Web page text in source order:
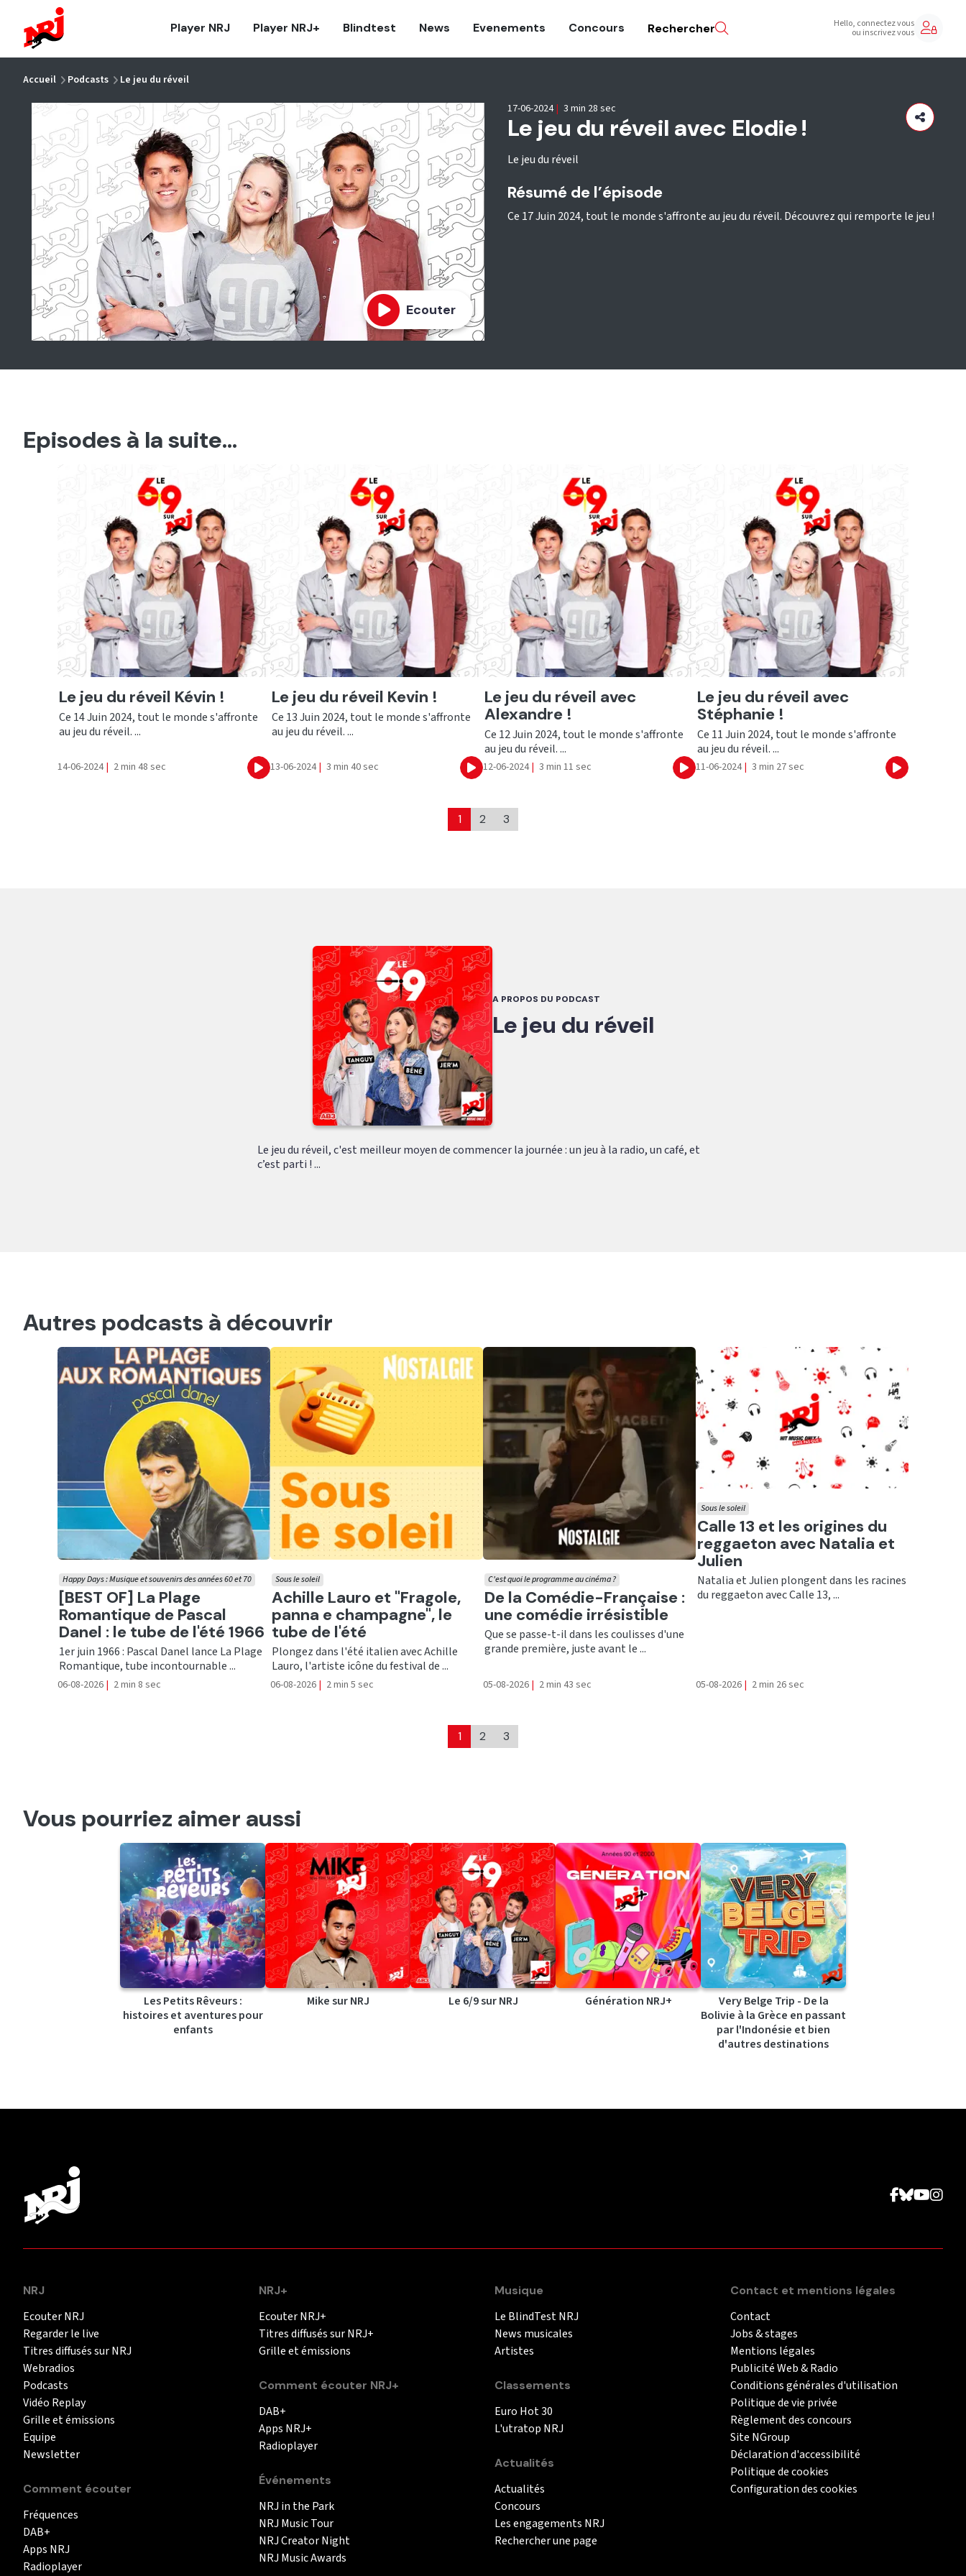
Player NRJ Player NRJ+ Blindtest News Evenements Concours Rechercher Hello, connectez vous
ou inscrivez vous
Accueil Podcasts Le jeu du réveil
Ecouter
Le jeu du réveil avec Elodie !
Le jeu du réveil
17-06-2024 | 3 min 28 sec
Résumé de l’épisode
Ce 17 Juin 2024, tout le monde s'affronte au jeu du réveil. Découvrez qui remporte le jeu !
Episodes à la suite...
Ecouter
Le jeu du réveil Kévin !
Ce 14 Juin 2024, tout le monde s'affronte
au jeu du réveil. ...
14-06-2024 | 2 min 48 sec Ecouter
Ecouter
Le jeu du réveil Kevin !
Ce 13 Juin 2024, tout le monde s'affronte
au jeu du réveil. ...
13-06-2024 | 3 min 40 sec Ecouter
Ecouter
Le jeu du réveil avec
Alexandre !
Ce 12 Juin 2024, tout le monde s'affronte
au jeu du réveil. ...
12-06-2024 | 3 min 11 sec Ecouter
Ecouter
Le jeu du réveil avec
Stéphanie !
Ce 11 Juin 2024, tout le monde s'affronte
au jeu du réveil. ...
11-06-2024 | 3 min 27 sec Ecouter
1 2 3
A PROPOS DU PODCAST
Le jeu du réveil
Le jeu du réveil, c'est meilleur moyen de commencer la journée : un jeu à la radio, un café, et
c’est parti ! ...
Autres podcasts à découvrir
Ecouter
[BEST OF] La Plage
Romantique de Pascal
Danel : le tube de l'été 1966
Happy Days : Musique et souvenirs des années 60 et 70
1er juin 1966 : Pascal Danel lance La Plage
Romantique, tube incontournable ...
06-08-2026 | 2 min 8 sec
Ecouter
Achille Lauro et "Fragole,
panna e champagne", le
tube de l'été
Sous le soleil
Plongez dans l'été italien avec Achille
Lauro, l'artiste icône du festival de ...
06-08-2026 | 2 min 5 sec
Ecouter
De la Comédie-Française :
une comédie irrésistible
C'est quoi le programme au cinéma ?
Que se passe-t-il dans les coulisses d'une
grande première, juste avant le ...
05-08-2026 | 2 min 43 sec
Ecouter
Calle 13 et les origines du
reggaeton avec Natalia et
Julien
Sous le soleil
Natalia et Julien plongent dans les racines
du reggaeton avec Calle 13, ...
05-08-2026 | 2 min 26 sec
1 2 3
Vous pourriez aimer aussi
Les Petits Rêveurs :
histoires et aventures pour
enfants
Mike sur NRJ Le 6/9 sur NRJ Génération NRJ+
Very Belge Trip - De la
Bolivie à la Grèce en passant
par l'Indonésie et bien
d'autres destinations
NRJ
Ecouter NRJ
Regarder le live
Titres diffusés sur NRJ
Webradios
Podcasts
Vidéo Replay
Grille et émissions
Equipe
Newsletter
Comment écouter
Fréquences
DAB+
Apps NRJ
Radioplayer
NRJ+
Ecouter NRJ+
Titres diffusés sur NRJ+
Grille et émissions
Comment écouter NRJ+
DAB+
Apps NRJ+
Radioplayer
Événements
NRJ in the Park
NRJ Music Tour
NRJ Creator Night
NRJ Music Awards
Musique
Le BlindTest NRJ
News musicales
Artistes
Classements
Euro Hot 30
L'utratop NRJ
Actualités
Actualités
Concours
Les engagements NRJ
Rechercher une page
Contact et mentions légales
Contact
Jobs & stages
Mentions légales
Publicité Web & Radio
Conditions générales d'utilisation
Politique de vie privée
Règlement des concours
Site NGroup
Déclaration d'accessibilité
Politique de cookies
Configuration des cookies